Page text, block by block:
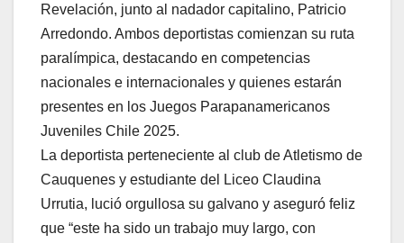
Revelación, junto al nadador capitalino, Patricio
Arredondo. Ambos deportistas comienzan su ruta
paralímpica, destacando en competencias
nacionales e internacionales y quienes estarán
presentes en los Juegos Parapanamericanos
Juveniles Chile 2025.
La deportista perteneciente al club de Atletismo de
Cauquenes y estudiante del Liceo Claudina
Urrutia, lució orgullosa su galvano y aseguró feliz
que “este ha sido un trabajo muy largo, con